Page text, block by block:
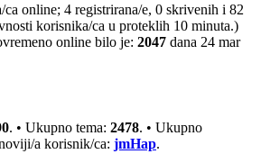
ca online; 4 registrirana/e, 0 skrivenih i 82
korisnika/ca u proteklih 10 minuta.)
online bilo je: 2047 dana 24 mar
. • Ukupno tema: 2478. • Ukupno
a korisnik/ca: jmHap.